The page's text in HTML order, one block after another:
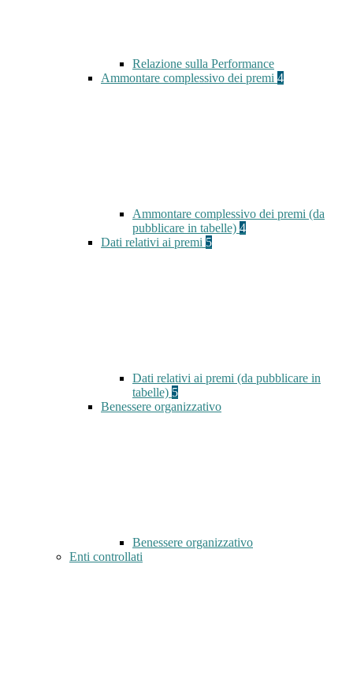
Relazione sulla Performance
Ammontare complessivo dei premi 4
Ammontare complessivo dei premi (da
pubblicare in tabelle) 4
Dati relativi ai premi 5
Dati relativi ai premi (da pubblicare in
tabelle) 5
Benessere organizzativo
Benessere organizzativo
Enti controllati